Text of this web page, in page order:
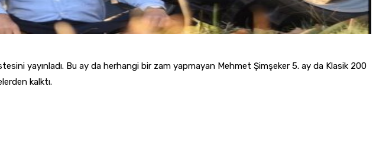
yayınladı. Bu ay da herhangi bir zam yapmayan Mehmet Şimşeker 5. ay da Klasik 200
kalktı.